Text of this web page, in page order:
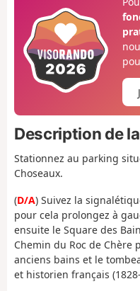
Description de
Stationnez au parking
Choseaux.
(D/A) Suivez la
pour cela prolongez à
ensuite le Square des
Chemin du Roc de
anciens bains et le
et historien français